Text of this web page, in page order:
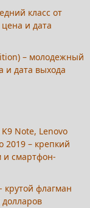
класс от
и дата
– молодежный
и дата выхода
Note, Lenovo
2019 – крепкий
и смартфон-
крутой флагман
долларов